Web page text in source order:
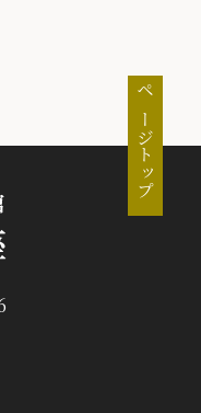
ページトップ